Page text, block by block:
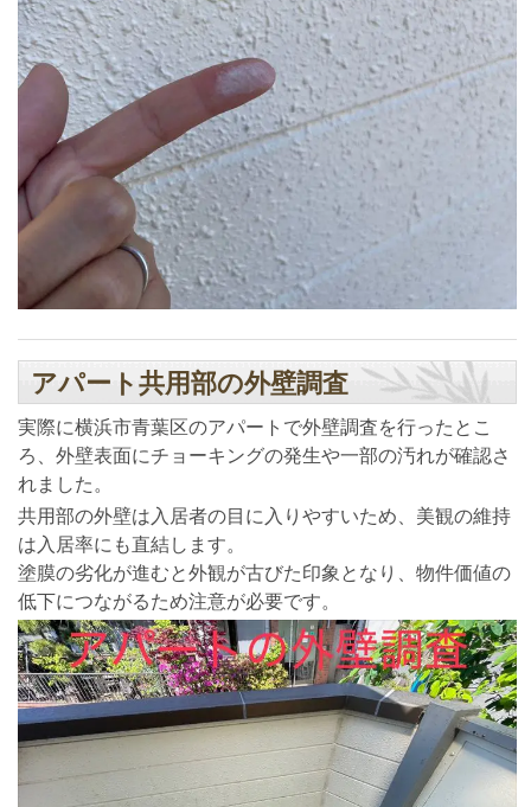
アパート共用部の外壁調査
実際に横浜市青葉区のアパートで外壁調査を行ったとこ
ろ、外壁表面にチョーキングの発生や一部の汚れが確認さ
れました。
共用部の外壁は入居者の目に入りやすいため、美観の維持
は入居率にも直結します。
塗膜の劣化が進むと外観が古びた印象となり、物件価値の
低下につながるため注意が必要です。